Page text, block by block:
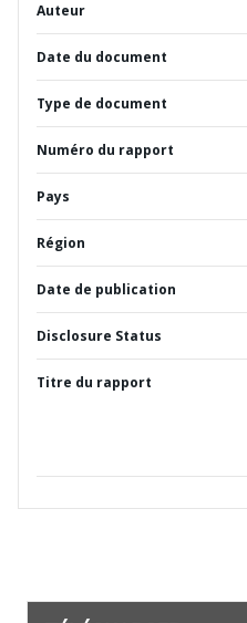
Auteur
Date du document
Type de document
Numéro du rapport
Pays
Région
Date de publication
Disclosure Status
Titre du rapport